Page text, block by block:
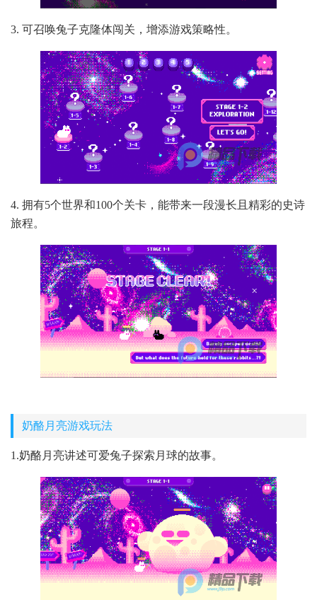
3. 可召唤兔子克隆体闯关，增添游戏策略性。
4. 拥有5个世界和100个关卡，能带来一段漫长且精彩的史诗
旅程。
奶酪月亮游戏玩法
1.奶酪月亮讲述可爱兔子探索月球的故事。